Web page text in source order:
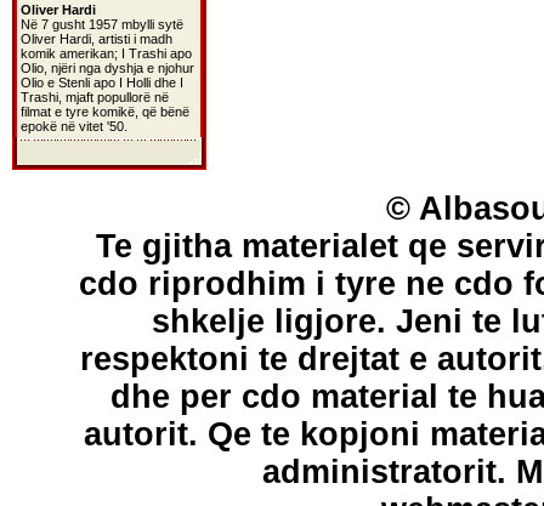
Oliver Hardi
Në 7 gusht 1957 mbylli sytë
Oliver Hardi, artisti i madh
komik amerikan; I Trashi apo
Olio, njëri nga dyshja e njohur
Olio e Stenli apo I Holli dhe I
Trashi, mjaft popullorë në
filmat e tyre komikë, që bënë
epokë në vitet '50.
©
Te gjitha materialet qe
cdo riprodhim i tyre ne cdo
shkelje ligjore. Jeni te
respektoni te drejtat e
dhe per cdo material te
autorit. Qe te kopjoni
administratorit.